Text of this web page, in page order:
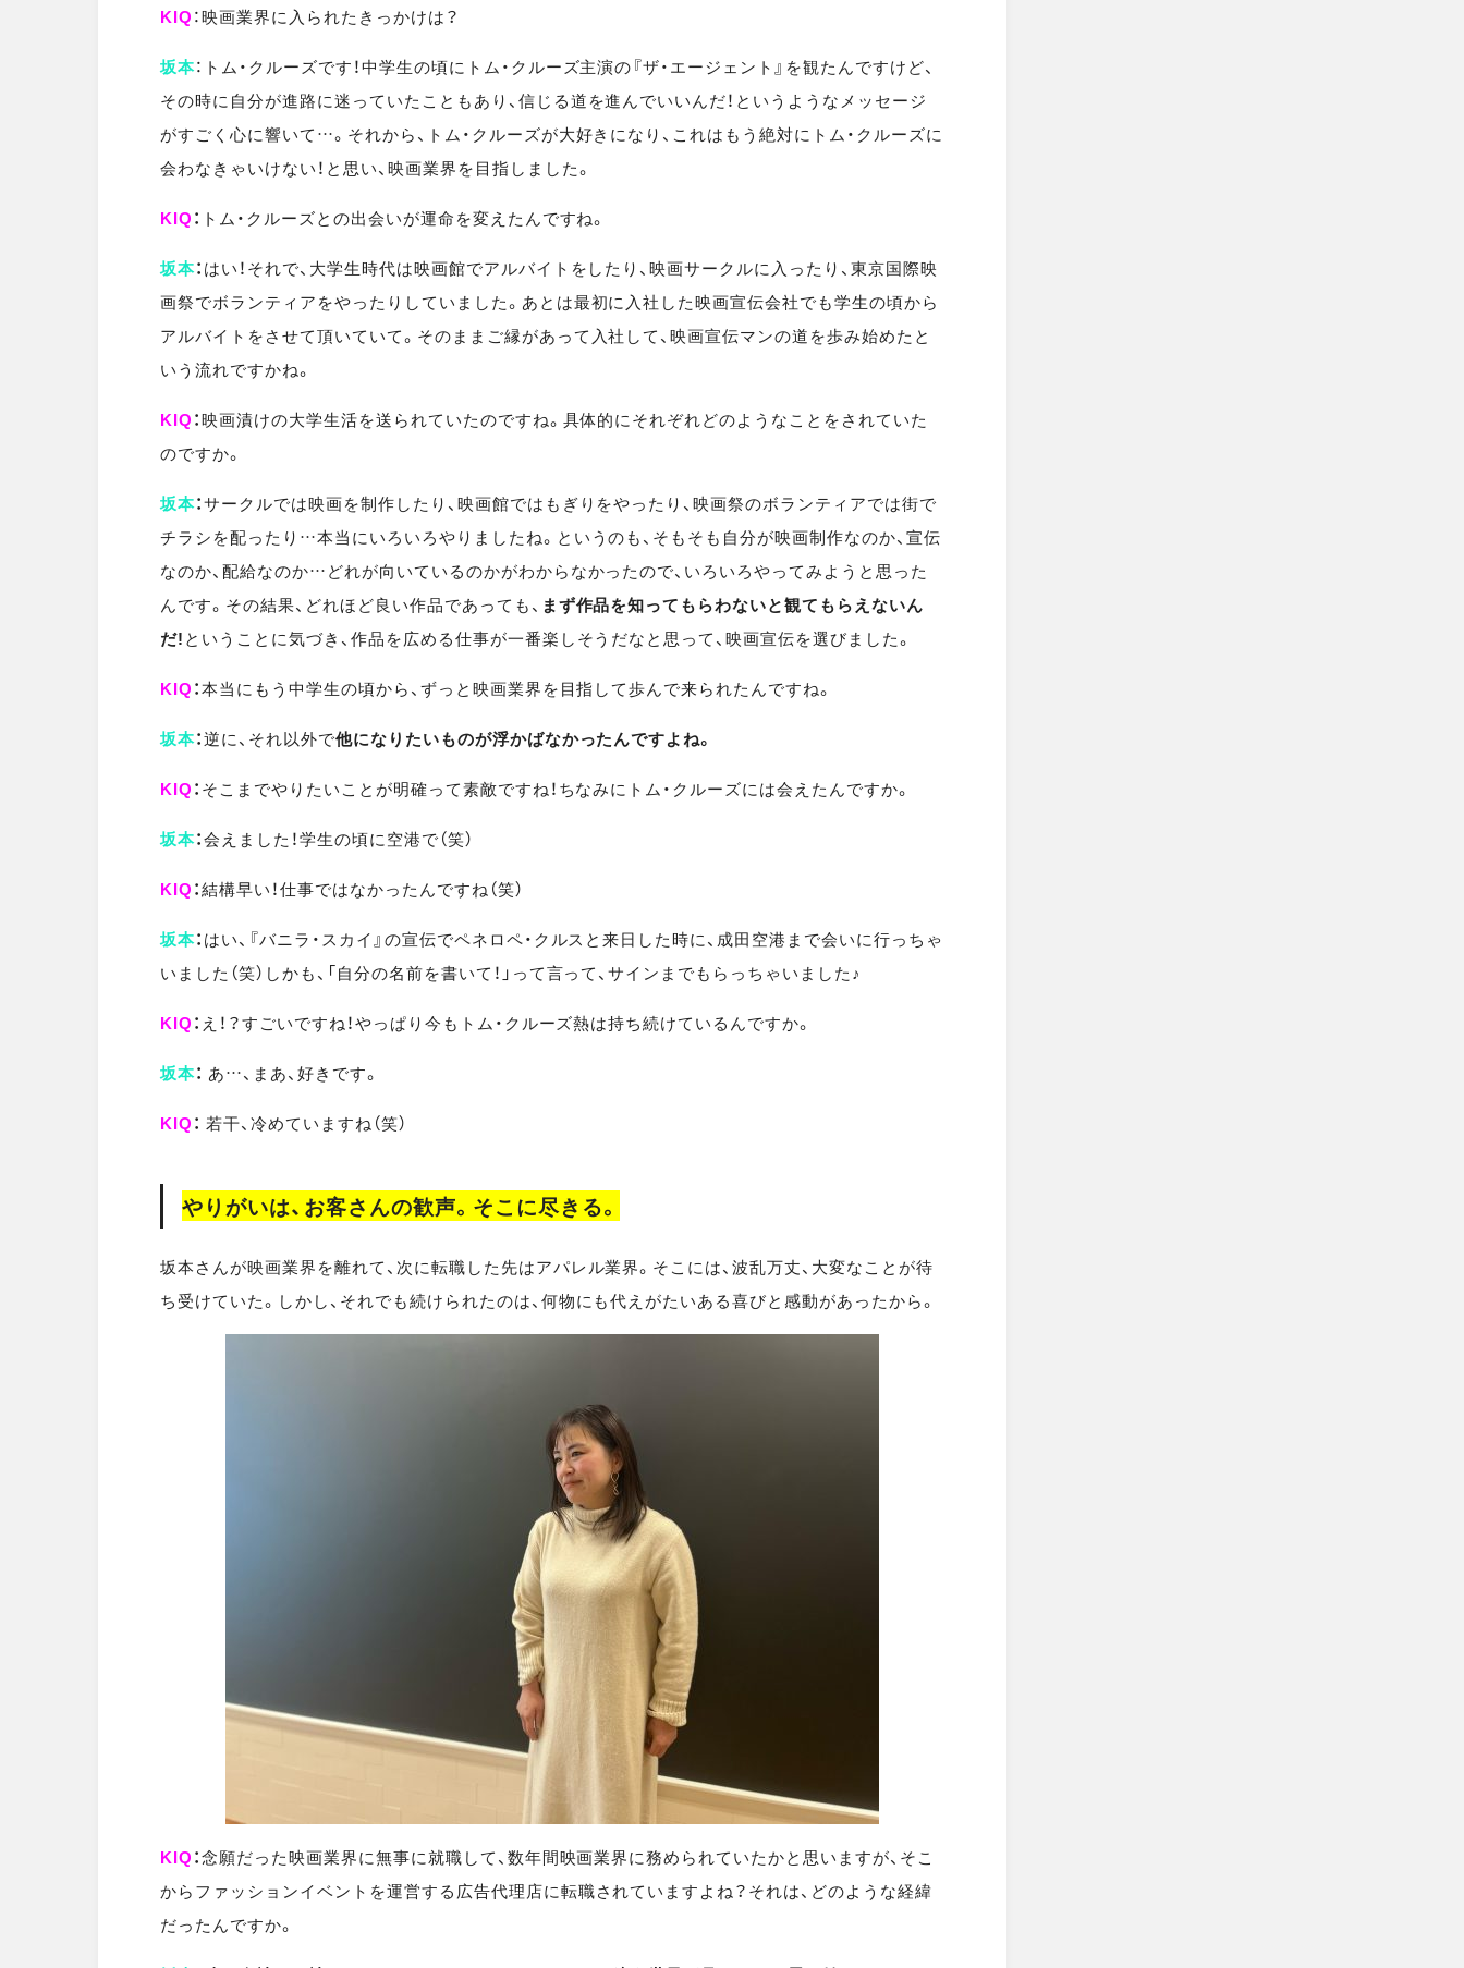
KIQ：映画業界に入られたきっかけは？
坂本：トム・クルーズです！中学生の頃にトム・クルーズ主演の『ザ・エージェント』を観たんですけど、
その時に自分が進路に迷っていたこともあり、信じる道を進んでいいんだ！というようなメッセージ
がすごく心に響いて…。それから、トム・クルーズが大好きになり、これはもう絶対にトム・クルーズに
会わなきゃいけない！と思い、映画業界を目指しました。
KIQ： トム・クルーズとの出会いが運命を変えたんですね。
坂本：はい！それで、大学生時代は映画館でアルバイトをしたり、映画サークルに入ったり、東京国際映
画祭でボランティアをやったりしていました。あとは最初に入社した映画宣伝会社でも学生の頃から
アルバイトをさせて頂いていて。そのままご縁があって入社して、映画宣伝マンの道を歩み始めたと
いう流れですかね。
KIQ：映画漬けの大学生活を送られていたのですね。具体的にそれぞれどのようなことをされていた
のですか。
坂本：サークルでは映画を制作したり、映画館ではもぎりをやったり、映画祭のボランティアでは街で
チラシを配ったり…本当にいろいろやりましたね。というのも、そもそも自分が映画制作なのか、宣伝
なのか、配給なのか…どれが向いているのかがわからなかったので、いろいろやってみようと思った
んです。その結果、どれほど良い作品であっても、 まず作品を知ってもらわないと観てもらえないん
だ!ということに気づき、作品を広める仕事が一番楽しそうだなと思って、映画宣伝を選びました。
KIQ：本当にもう中学生の頃から、ずっと映画業界を目指して歩んで来られたんですね。
坂本：逆に、それ以外で他になりたいものが浮かばなかったんですよね。
KIQ：そこまでやりたいことが明確って素敵ですね！ちなみにトム・クルーズには会えたんですか。
坂本：会えました！学生の頃に空港で（笑）
KIQ：結構早い！仕事ではなかったんですね（笑）
坂本：はい、『バニラ・スカイ』の宣伝でペネロペ・クルスと来日した時に、成田空港まで会いに行っちゃ
いました（笑）しかも、「自分の名前を書いて！」って言って、サインまでもらっちゃいました♪
KIQ： え！？すごいですね！やっぱり今もトム・クルーズ熱は持ち続けているんですか。
坂本： あ…、まあ、好きです。
KIQ： 若干、冷めていますね（笑）
やりがいは、お客さんの歓声。そこに尽きる。
坂本さんが映画業界を離れて、次に転職した先はアパレル業界。そこには、波乱万丈、大変なことが待
ち受けていた。しかし、それでも続けられたのは、何物にも代えがたいある喜びと感動があったから。
KIQ：念願だった映画業界に無事に就職して、数年間映画業界に務められていたかと思いますが、そこ
からファッションイベントを運営する広告代理店に転職されていますよね？それは、どのような経緯
だったんですか。